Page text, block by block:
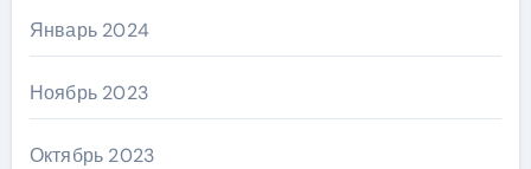
Январь 2024
Ноябрь 2023
Октябрь 2023